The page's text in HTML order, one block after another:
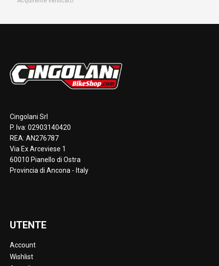
Cingolani Srl
P. Iva: 02903140420
REA: AN276787
Via Ex Arceviese 1
60010 Pianello di Ostra
Provincia di Ancona - Italy
UTENTE
Account
Wishlist